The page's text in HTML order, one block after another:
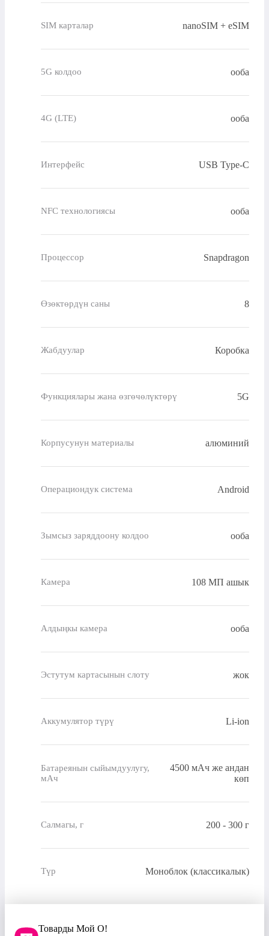
SIM карталар nanoSIM + eSIM
5G колдоо ооба
4G (LTE) ооба
Интерфейс USB Type-C
NFC технологиясы ооба
Процессор Snapdragon
Өзөктөрдүн саны 8
Жабдуулар Коробка
Функциялары жана өзгөчөлүктөрү 5G
Корпусунун материалы алюминий
Операциондук система Android
Зымсыз заряддоону колдоо ооба
Камера 108 МП ашык
Алдыңкы камера ооба
Эстутум картасынын слоту жок
Аккумулятор түрү Li-ion
Батареянын сыйымдуулугу,
мАч
4500 мАч же андан
көп
Салмагы, г 200 - 300 г
Түр Моноблок (классикалык)
Товарды Мой О!